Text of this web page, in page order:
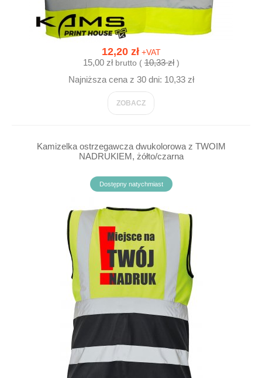
12,20 zł+VAT
15,00 złbrutto (10,33 zł)
Najniższa cena z 30 dni: 10,33 zł
ZOBACZ
Kamizelka ostrzegawcza dwukolorowa z TWOIM
NADRUKIEM, żółto/czarna
Dostępny natychmiast